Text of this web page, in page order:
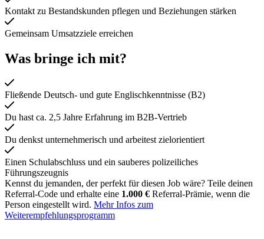
Kontakt zu Bestandskunden pflegen und Beziehungen stärken
Gemeinsam Umsatzziele erreichen
Was bringe ich mit?
Fließende Deutsch- und gute Englischkenntnisse (B2)
Du hast ca. 2,5 Jahre Erfahrung im B2B-Vertrieb
Du denkst unternehmerisch und arbeitest zielorientiert
Einen Schulabschluss und ein sauberes polizeiliches
Führungszeugnis
Kennst du jemanden, der perfekt für diesen Job wäre? Teile deinen
Referral-Code und erhalte eine 1.000 € Referral-Prämie, wenn die
Person eingestellt wird. Mehr Infos zum
Weiterempfehlungsprogramm